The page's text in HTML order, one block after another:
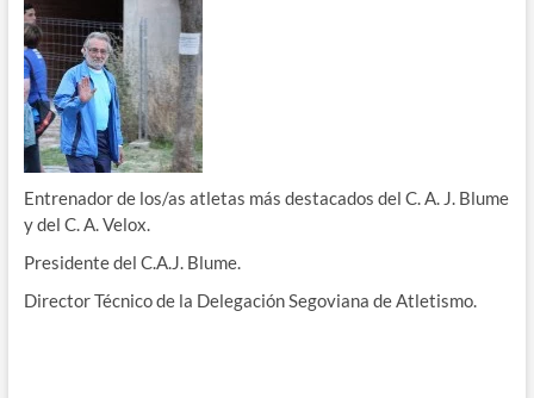
Entrenador de los/as atletas más destacados del C. A. J. Blume
y del C. A. Velox.
Presidente del C.A.J. Blume.
Director Técnico de la Delegación Segoviana de Atletismo.